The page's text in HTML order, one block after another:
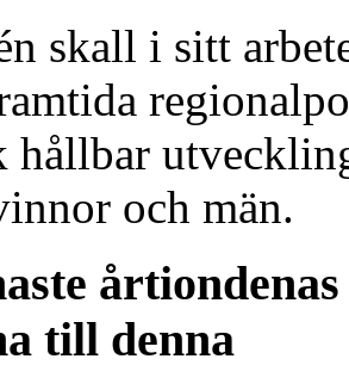
skall i sitt
hållbar
och män.
till denna